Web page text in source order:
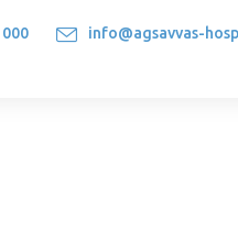
000 info@agsavvas-